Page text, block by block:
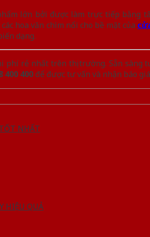
lớn bởi được làm trực tiếp bằng
hoa văn chìm nổi cho bề mặt của
dạng.
phí rẻ nhất trên thị trường. Sẵn sàng
400 400 để được tư vấn và nhận báo
NHẤT
HIỆU QUẢ